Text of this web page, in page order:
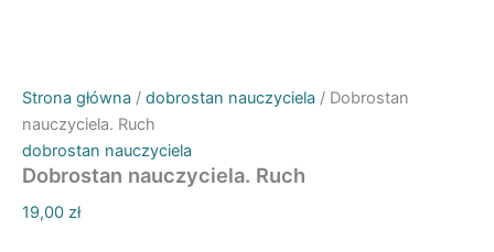
Strona główna / dobrostan nauczyciela / Dobrostan
nauczyciela. Ruch
dobrostan nauczyciela
Dobrostan nauczyciela. Ruch
19,00 zł